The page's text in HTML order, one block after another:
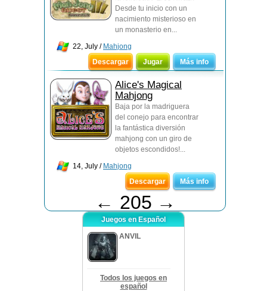
Desde tu inicio con un
nacimiento misterioso en
un monasterio en...
22, July / Mahjong
Descargar
Jugar Más info
Alice's Magical
Mahjong
Baja por la madriguera
del conejo para encontrar
la fantástica diversión
mahjong con un giro de
objetos escondidos!...
14, July / Mahjong
Descargar
Más info
← 205 →
Juegos en Español
ANVIL
Todos los juegos en
español